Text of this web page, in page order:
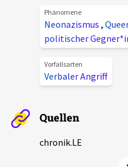
Podcasts
Kontakt
Unterstützer_innen
chronik.LE in der Presse
Phänomene
Neonazismus ,
politischer
Vorfallsarten
Verbaler Angriff
Quellen
chronik.LE